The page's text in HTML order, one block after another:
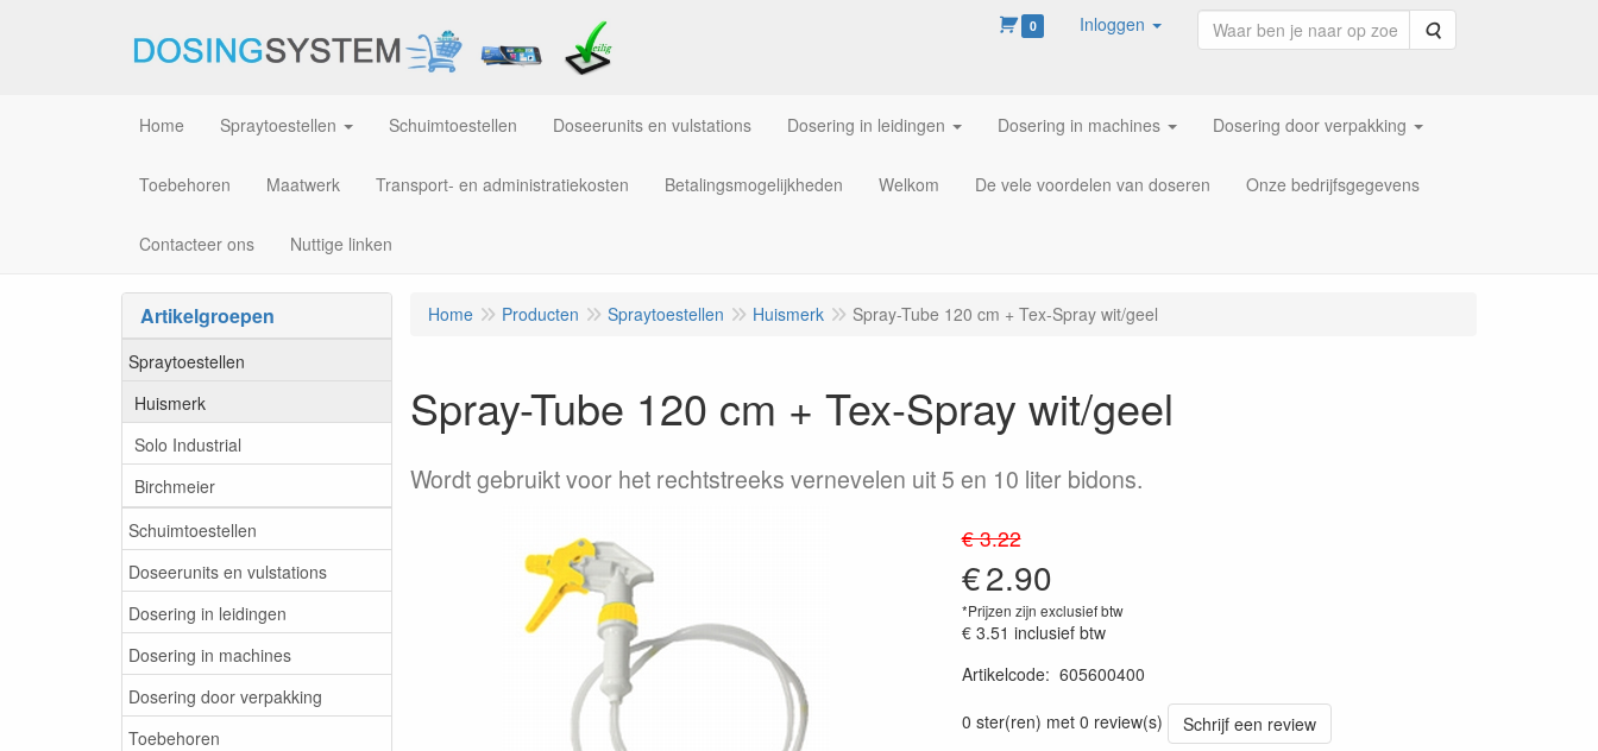
0 Inloggen Zoeken
Home Spraytoestellen Schuimtoestellen Doseerunits en vulstations Dosering in leidingen Dosering in machines Dosering door verpakking
Toebehoren Maatwerk Transport- en administratiekosten Betalingsmogelijkheden Welkom De vele voordelen van doseren Onze bedrijfsgegevens
Contacteer ons Nuttige linken
Artikelgroepen
Spraytoestellen
Huismerk
Solo Industrial
Birchmeier
Schuimtoestellen
Doseerunits en vulstations
Dosering in leidingen
Dosering in machines
Dosering door verpakking
Toebehoren
Home Producten Spraytoestellen Huismerk Spray-Tube 120 cm + Tex-Spray wit/geel
Spray-Tube 120 cm + Tex-Spray wit/geel
Wordt gebruikt voor het rechtstreeks vernevelen uit 5 en 10 liter bidons.
€ 3.22
€2.90
*Prijzen zijn exclusief btw
€ 3.51 inclusief btw
Artikelcode: 605600400
0 ster(ren) met 0 review(s)
Schrijf een review